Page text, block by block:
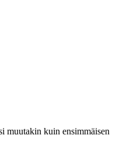
muutakin kuin ensimmäisen